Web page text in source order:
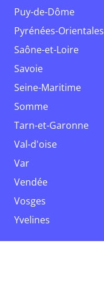
Puy-de-Dôme
Pyrénées-Orientales
Saône-et-Loire
Savoie
Seine-Maritime
Somme
Tarn-et-Garonne
Val-d'oise
Var
Vendée
Vosges
Yvelines